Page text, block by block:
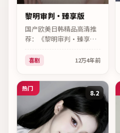
黎明审判·臻享版
国产欧美日韩精品高清推
荐：《黎明审判·臻享
剧向电视剧，导演大卫·
芬奇，主演瑞恩·高斯林
领衔。
喜剧 12万4年前
热门
8.2